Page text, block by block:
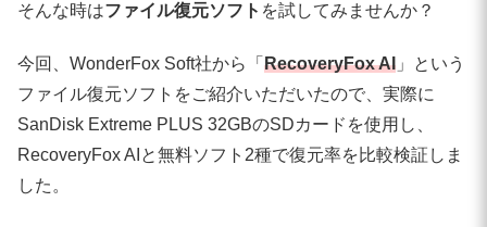
そんな時はファイル復元ソフト を試してみませんか？
今回、WonderFox Soft社から「 RecoveryFox AI 」という
ファイル復元ソフトをご紹介いただいたので、実際に
SanDisk Extreme PLUS 32GBのSDカードを使用し、
RecoveryFox AIと無料ソフト2種で復元率を比較検証しま
した。